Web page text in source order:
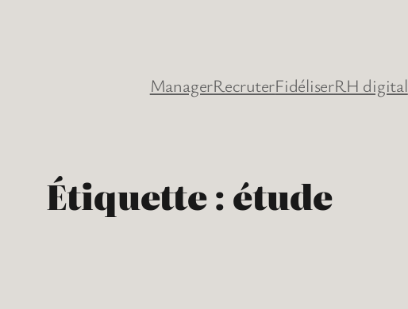
ManagerRecruterFidéliserRH digital
Étiquette :étude